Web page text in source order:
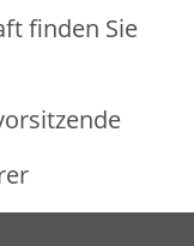
finden Sie